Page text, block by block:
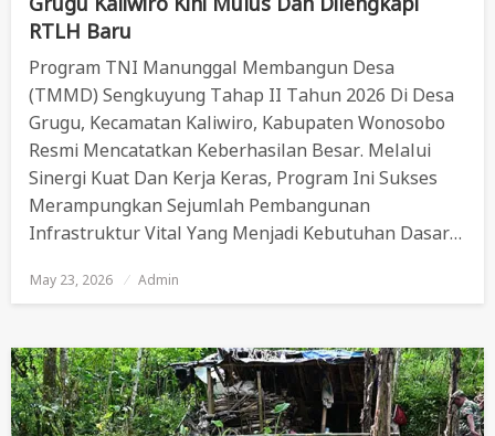
RTLH Baru
Program TNI Manunggal Membangun Desa
(TMMD) Sengkuyung Tahap II Tahun 2026 Di Desa
Grugu, Kecamatan Kaliwiro, Kabupaten Wonosobo
Resmi Mencatatkan Keberhasilan Besar. Melalui
Sinergi Kuat Dan Kerja Keras, Program Ini Sukses
Merampungkan Sejumlah Pembangunan
Infrastruktur Vital Yang Menjadi Kebutuhan Dasar…
Posted
On
May 23, 2026 Admin